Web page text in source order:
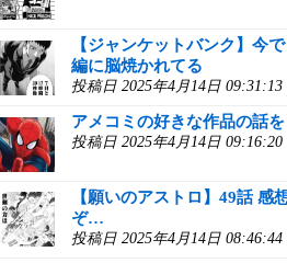
【ジャンケットバンク】今
編に脳焼かれてる
投稿日 2025年4月14日
アメコミの好きな作品の話を
投稿日 2025年4月14日
【願いのアストロ】49話
ぞ…
投稿日 2025年4月14日